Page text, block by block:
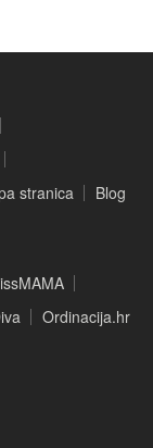
stranica Blog
Ordinacija.hr